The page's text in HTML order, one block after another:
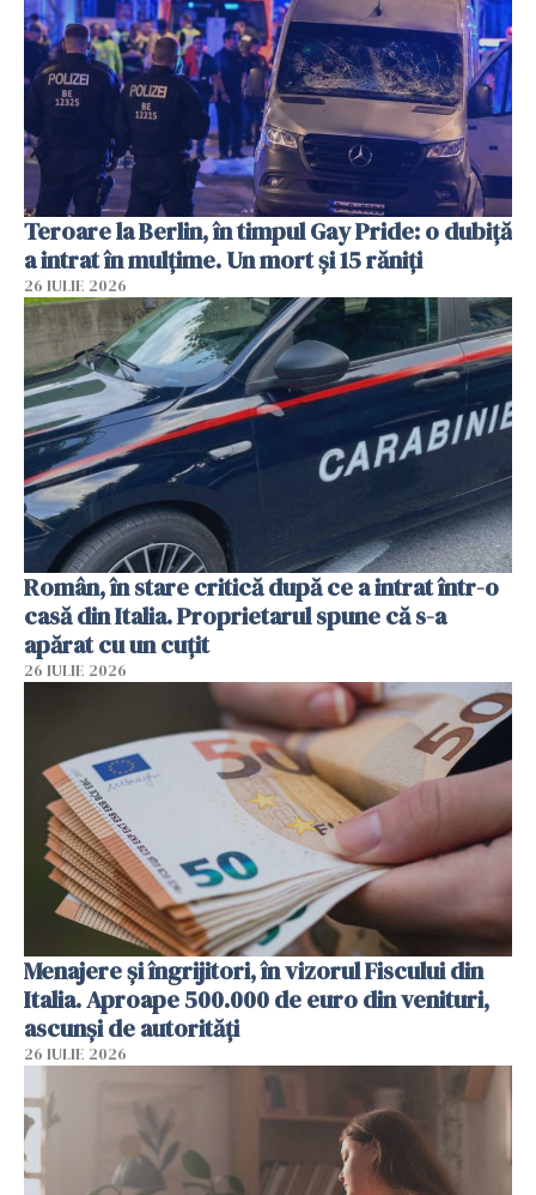
Teroare la Berlin, în timpul Gay Pride: o dubiță
a intrat în mulțime. Un mort și 15 răniți
26 IULIE 2026
Român, în stare critică după ce a intrat într-o
casă din Italia. Proprietarul spune că s-a
apărat cu un cuțit
26 IULIE 2026
Menajere și îngrijitori, în vizorul Fiscului din
Italia. Aproape 500.000 de euro din venituri,
ascunși de autorități
26 IULIE 2026